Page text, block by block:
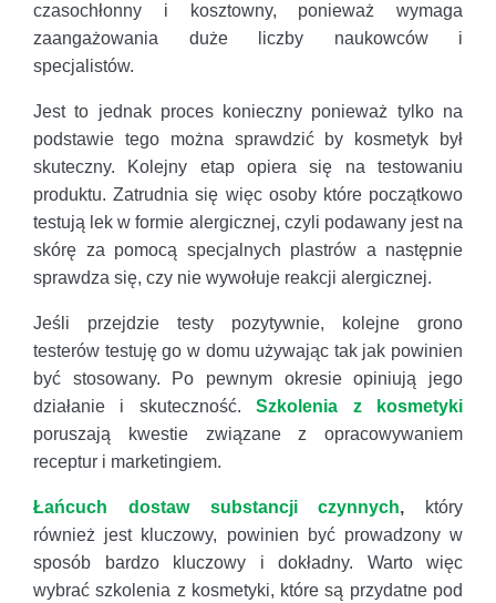
czasochłonny i kosztowny, ponieważ wymaga
zaangażowania duże liczby naukowców i
specjalistów.
Jest to jednak proces konieczny ponieważ tylko na
podstawie tego można sprawdzić by kosmetyk był
skuteczny. Kolejny etap opiera się na testowaniu
produktu. Zatrudnia się więc osoby które początkowo
testują lek w formie alergicznej, czyli podawany jest na
skórę za pomocą specjalnych plastrów a następnie
sprawdza się, czy nie wywołuje reakcji alergicznej.
Jeśli przejdzie testy pozytywnie, kolejne grono
testerów testuję go w domu używając tak jak powinien
być stosowany. Po pewnym okresie opiniują jego
działanie i skuteczność.Szkolenia z kosmetyki
poruszają kwestie związane z opracowywaniem
receptur i marketingiem.
Łańcuch dostaw substancji czynnych, który
również jest kluczowy, powinien być prowadzony w
sposób bardzo kluczowy i dokładny. Warto więc
wybrać szkolenia z kosmetyki, które są przydatne pod